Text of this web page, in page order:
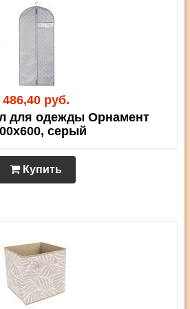
486,40 руб.
для одежды Орнамент
серый
Купить